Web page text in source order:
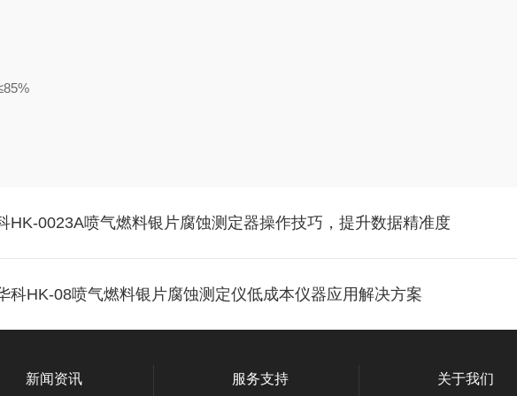
HK-0023A喷气燃料银片腐蚀测定器操作技巧，提升数据精准度
科HK-08喷气燃料银片腐蚀测定仪低成本仪器应用解决方案
新闻资讯 服务支持 关于我们